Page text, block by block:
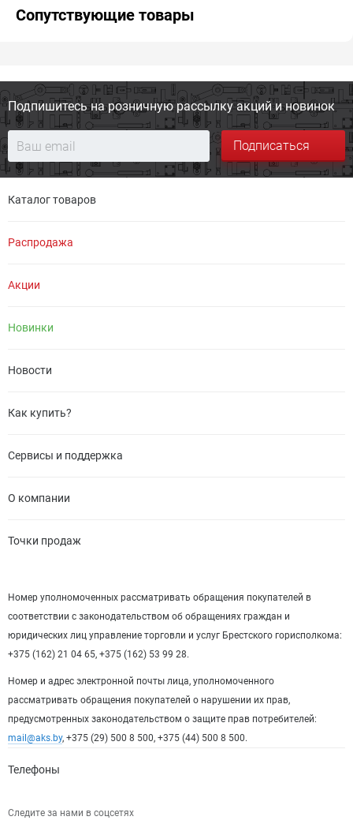
Сопутствующие товары
Подпишитесь на розничную рассылку акций и новинок
Подписаться
Каталог товаров
Распродажа
Акции
Новинки
Новости
Как купить?
Сервисы и поддержка
О компании
Точки продаж
Номер уполномоченных рассматривать обращения покупателей в
соответствии с законодательством об обращениях граждан и
юридических лиц управление торговли и услуг Брестского горисполкома:
+375 (162) 21 04 65, +375 (162) 53 99 28.
Номер и адрес электронной почты лица, уполномоченного
рассматривать обращения покупателей о нарушении их прав,
предусмотренных законодательством о защите прав потребителей:
mail@aks.by, +375 (29) 500 8 500, +375 (44) 500 8 500.
Телефоны
Следите за нами в соцсетях